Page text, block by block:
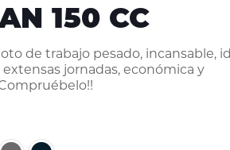
150 CC
de trabajo pesado, incansable,
extensas jornadas, económica y